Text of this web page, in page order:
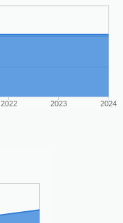
2022 2023 2024